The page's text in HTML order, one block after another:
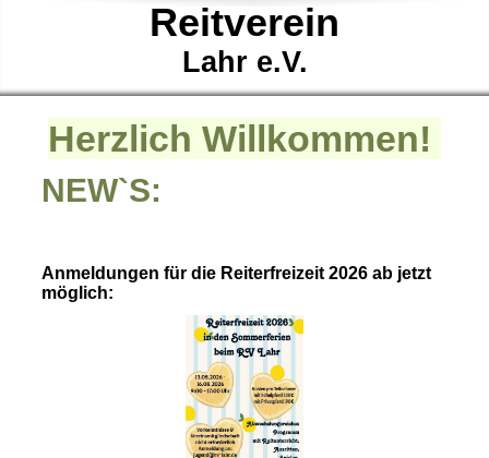
Reitverein
Lahr e.V.
Herzlich Willkommen!
NEW`S:
Anmeldungen für die Reiterfreizeit 2026 ab jetzt
möglich: